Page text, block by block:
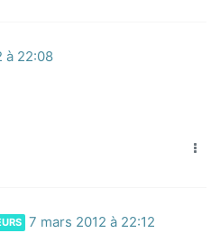
à 22:08
7 mars 2012 à 22:12